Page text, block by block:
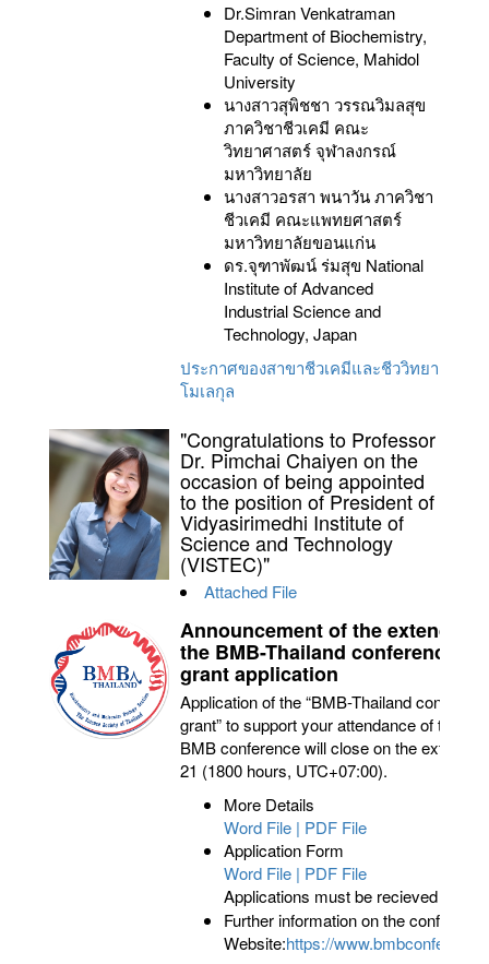
Dr.Simran Venkatraman
Department of Biochemistry,
Faculty of Science, Mahidol
University
นางสาวสุพิชชา วรรณวิมลสุข
ภาควิชาชีวเคมี คณะ
วิทยาศาสตร์ จุฬาลงกรณ์
มหาวิทยาลัย
นางสาวอรสา พนาวัน ภาควิชา
ชีวเคมี คณะแพทยศาสตร์
มหาวิทยาลัยขอนแก่น
ดร.จุฑาพัฒน์ ร่มสุข National
Institute of Advanced
Industrial Science and
Technology, Japan
ประกาศของสาขาชีวเคมีและชีววิทยา
โมเลกุล
"Congratulations to Professor
Dr. Pimchai Chaiyen on the
occasion of being appointed
to the position of President of
Vidyasirimedhi Institute of
Science and Technology
(VISTEC)"
Attached File
Announcement of the extended
the BMB-Thailand conference
grant application
Application of the “BMB-Thailand
grant” to support your attendance of the
BMB conference will close on the
21 (1800 hours, UTC+07:00).
More Details
Word File | PDF File
Application Form
Word File | PDF File
Applications must be recieved by
Further information on the conference
Website:https://